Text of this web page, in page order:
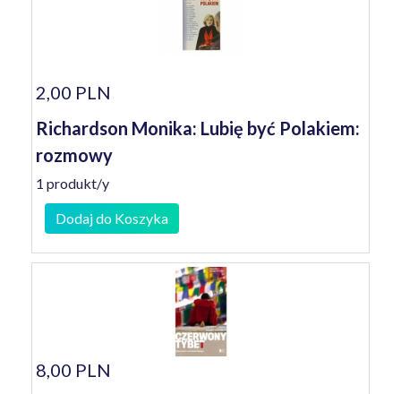
2,00 PLN
Richardson Monika: Lubię być Polakiem:
rozmowy
1 produkt/y
Dodaj do Koszyka
8,00 PLN